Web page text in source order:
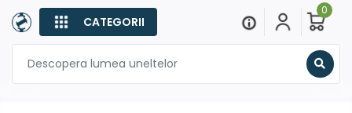
CATEGORII
0